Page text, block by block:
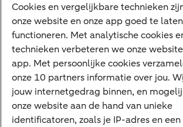
Betalen
Sparen
Meest gezocht
Jaaroverzicht
Machtiging
E.dentifier
Cookies en vergelijkbare technieken
onze website en onze app goed te laten
functioneren. Met analytische cookies
technieken verbeteren we onze
app. Met persoonlijke cookies
onze 10 partners informatie over jou.
jouw internetgedrag binnen, en
onze website aan de hand van unieke
identificatoren, zoals je IP-adres en